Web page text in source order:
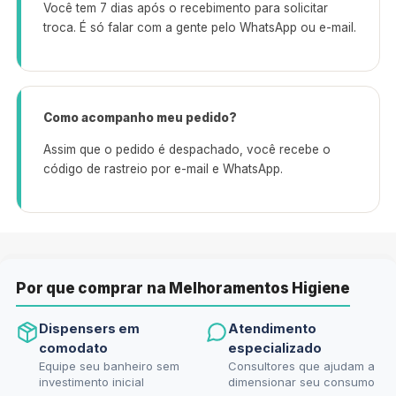
Você tem 7 dias após o recebimento para solicitar
troca. É só falar com a gente pelo WhatsApp ou e-mail.
Como acompanho meu pedido?
Assim que o pedido é despachado, você recebe o
código de rastreio por e-mail e WhatsApp.
Por que comprar na Melhoramentos Higiene
Dispensers em
comodato
Equipe seu banheiro sem
investimento inicial
Atendimento
especializado
Consultores que ajudam a
dimensionar seu consumo